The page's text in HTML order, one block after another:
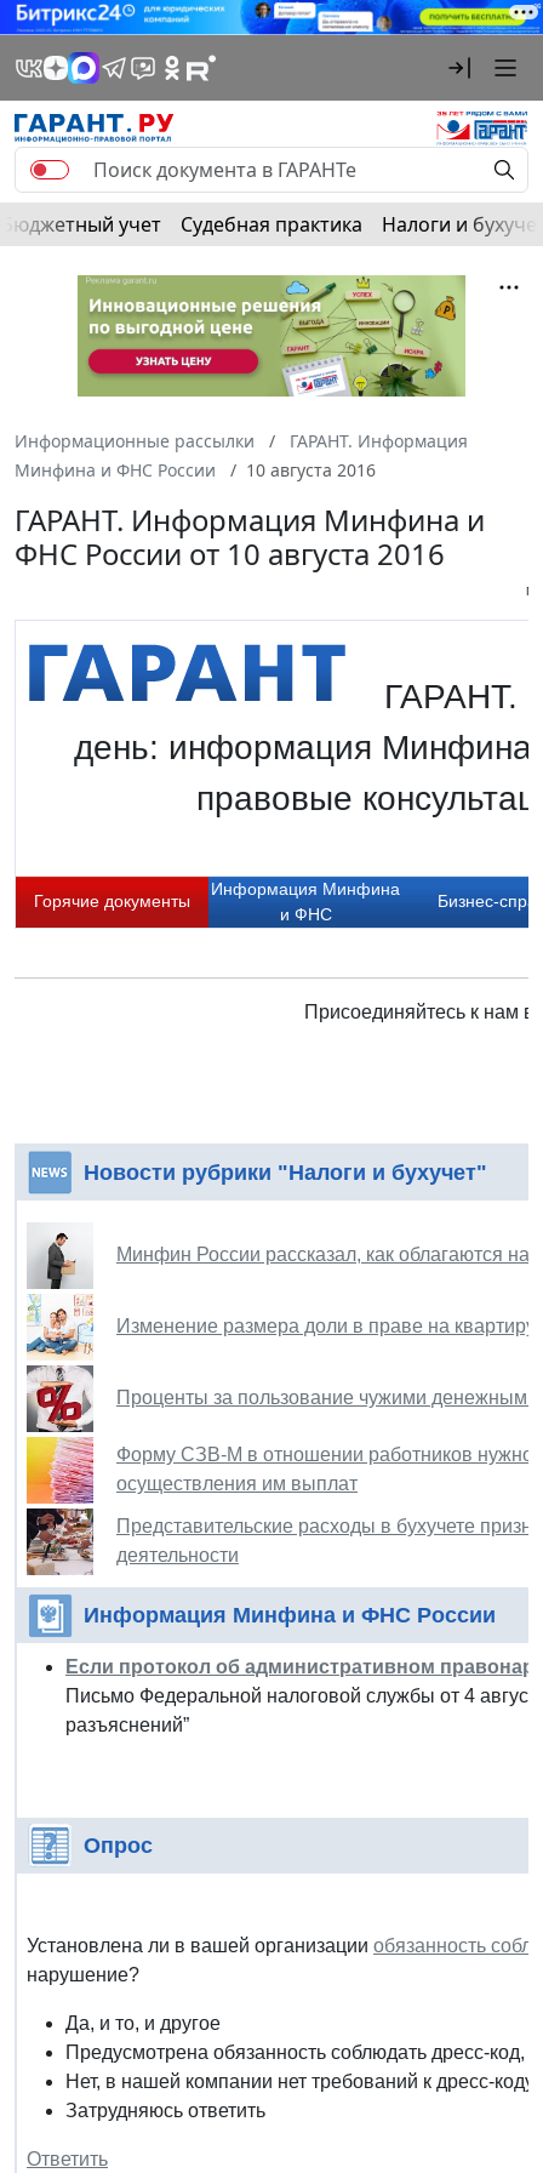
Бюджетный учет Судебная практика Налоги и
Информационные рассылки
ГАРАНТ. Информация
Минфина и ФНС России
10 августа 2016
ГАРАНТ. Информация Минфина и
ФНС России от 10 августа 2016
ГАРАНТ.
день: информация Минфина
правовые
Горячие документы
Информация Минфина
и ФНС
Бизнес-
Присоединяйтесь к нам в:
Новости рубрики "Налоги и бухучет"
Минфин России рассказал, как облагаются
Изменение размера доли в праве на
Проценты за пользование чужими
Форму СЗВ-М в отношении работников нужно
осуществления им выплат
Представительские расходы в бухучете
деятельности
Информация Минфина и ФНС России
Если протокол об административном
Письмо Федеральной налоговой службы от 4
разъяснений”
Опрос
Установлена ли в вашей организации обязанность
нарушение?
Да, и то, и другое
Предусмотрена обязанность соблюдать дресс-код,
Нет, в нашей компании нет требований к дресс-коду
Затрудняюсь ответить
Ответить